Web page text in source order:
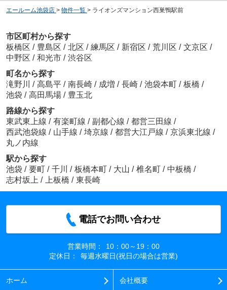
エールーム池袋店 > 物件一覧 > ライオンズマンション西巣鴨駅前
市区町村から探す
板橋区 / 豊島区 / 北区 / 練馬区 / 新宿区 / 荒川区 / 文京区 /
中野区 / 和光市 / 渋谷区
町名から探す
滝野川 / 高島平 / 南長崎 / 成増 / 長崎 / 池袋本町 / 板橋 /
池袋 / 高田馬場 / 豊玉北
路線から探す
東武東上線 / 有楽町線 / 副都心線 / 都営三田線 /
西武池袋線 / 山手線 / 埼京線 / 都営大江戸線 / 京浜東北線 /
丸ノ内線
駅から探す
池袋 / 要町 / 千川 / 板橋本町 / 大山 / 椎名町 / 中板橋 /
志村坂上 / 上板橋 / 東長崎
電話でお問い合わせ
営業時間：
10：00～19：00
定休日：
毎週水曜日(祝日の場合は営業)
ホーム 会社概要